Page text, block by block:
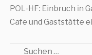
POL-HF: Einbruch in
Cafe und Gaststätte
Suche